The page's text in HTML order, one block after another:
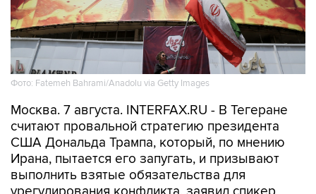
Фото: Fatemeh Bahrami/Anadolu via Getty Images
Москва. 7 августа. INTERFAX.RU - В Тегеране
считают провальной стратегию президента
США Дональда Трампа, который, по мнению
Ирана, пытается его запугать, и призывают
выполнить взятые обязательства для